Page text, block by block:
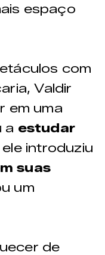
espaço
com
Valdir
em uma
a estudar
introduziu
suas
um
de